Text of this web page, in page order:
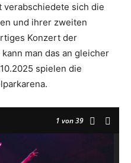
verabschiedete sich die
und ihrer zweiten
Konzert der
man das an gleicher
spielen die
1 von 39